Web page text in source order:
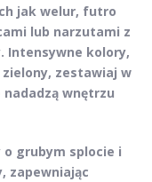
jak welur, futro
lub narzutami z
Intensywne kolory,
, zestawiaj w
wnętrzu
grubym splocie i
zapewniając